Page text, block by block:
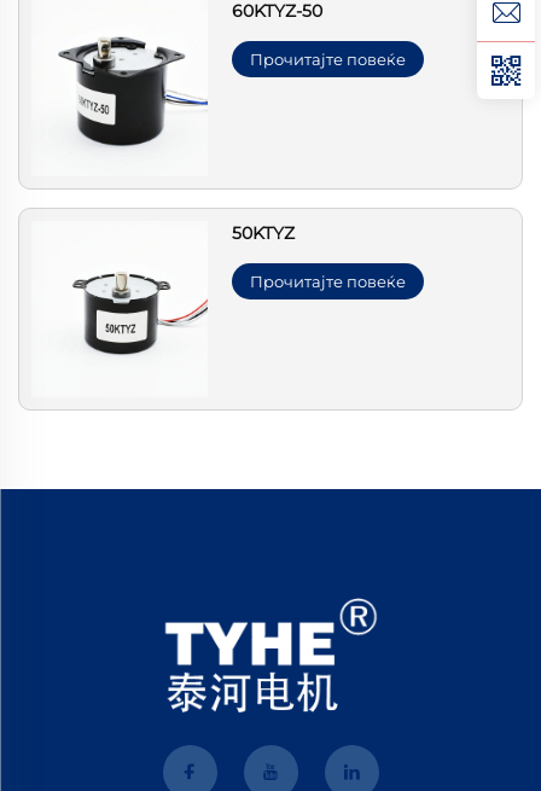
60KTYZ-50
Прочитајте повеќе
50KTYZ
Прочитајте повеќе